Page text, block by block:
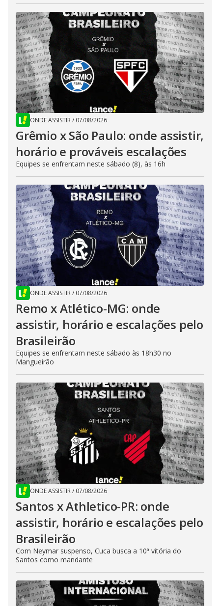
ONDE ASSISTIR/ 07/08/2026
Grêmio x São Paulo: onde assistir,
horário e prováveis escalações
Equipes se enfrentam neste sábado (8), às 16h
ONDE ASSISTIR/ 07/08/2026
Remo x Atlético-MG: onde
assistir, horário e escalações pelo
Brasileirão
Equipes se enfrentam neste sábado às 18h30 no
Mangueirão
ONDE ASSISTIR/ 07/08/2026
Santos x Athletico-PR: onde
assistir, horário e escalações pelo
Brasileirão
Com Neymar suspenso, Cuca busca a 10ª vitória do
Santos como mandante